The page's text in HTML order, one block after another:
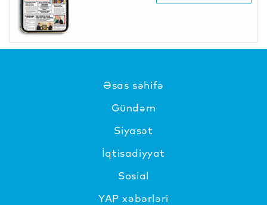
Əsas səhifə
Gündəm
Siyasət
İqtisadiyyat
Sosial
YAP xəbərləri